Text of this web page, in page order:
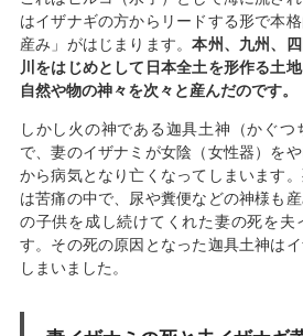
はイザナギの方からリードする形で本
産み」がはじまります。本州、九州、
川をはじめとして日本全土を形作る土
自然や物の神々を次々と産んだのです。
しかし火の神である迦具土神（かぐつ
で、妻のイザナミが女陰（女性器）を
から病気となり亡くなってしまいます
は苦痛の中で、尿や糞便などの神様も
の子供を成し続けてくれた妻の死を夫
す。その死の原因となった迦具土神は
しまいました。